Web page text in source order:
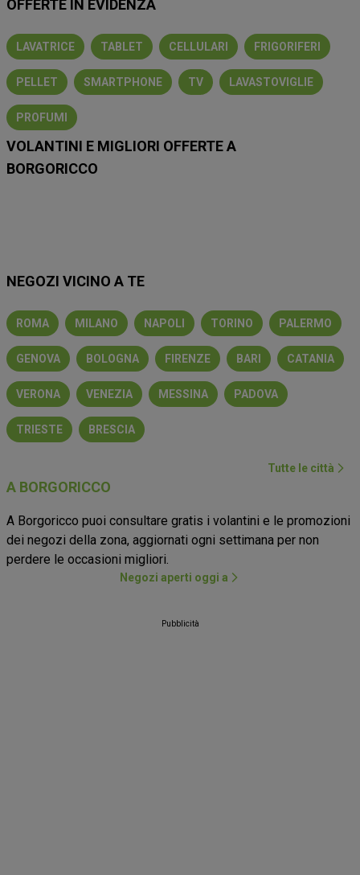
OFFERTE IN EVIDENZA
LAVATRICE TABLET CELLULARI FRIGORIFERI
PELLET SMARTPHONE TV LAVASTOVIGLIE
PROFUMI
VOLANTINI E MIGLIORI OFFERTE A
BORGORICCO
NEGOZI VICINO A TE
ROMA MILANO NAPOLI TORINO PALERMO
GENOVA BOLOGNA FIRENZE BARI CATANIA
VERONA VENEZIA MESSINA PADOVA
TRIESTE BRESCIA
Tutte le città
A BORGORICCO
A Borgoricco puoi consultare gratis i volantini e le promozioni
dei negozi della zona, aggiornati ogni settimana per non
perdere le occasioni migliori.
Negozi aperti oggi a
Pubblicità